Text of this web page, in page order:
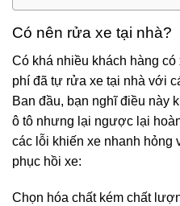
Có nên rửa xe tại nhà?
Có khá nhiều khách hàng
phí đã tự rửa xe tại nhà với
Ban đầu, bạn nghĩ điều này
ô tô nhưng lại ngược lại
các lỗi khiến xe nhanh hỏng
phục hồi xe:
Chọn hóa chất kém chất